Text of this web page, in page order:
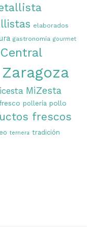
elaborados
gastronomía gourmet
MiZesta
pollería pollo
frescos
ternera tradición